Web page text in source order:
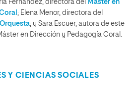
Fernández, directora del Máster en
; Elena Menor, directora del
; y Sara Escuer, autora de este
en Dirección y Pedagogía Coral.
Y CIENCIAS SOCIALES